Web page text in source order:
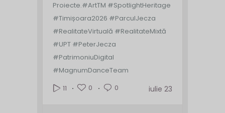
Proiecte.#ArtTM #SpotlightHeritage
#Timișoara2026 #ParculJecza
#RealitateVirtuală #RealitateMixtă
#UPT #PeterJecza
#PatrimoniuDigital
#MagnumDanceTeam
11
0 0 iulie 23